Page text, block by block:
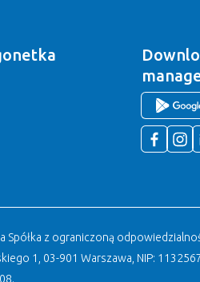
Spółka z ograniczoną
1, 03-901 Warszawa, NIP: